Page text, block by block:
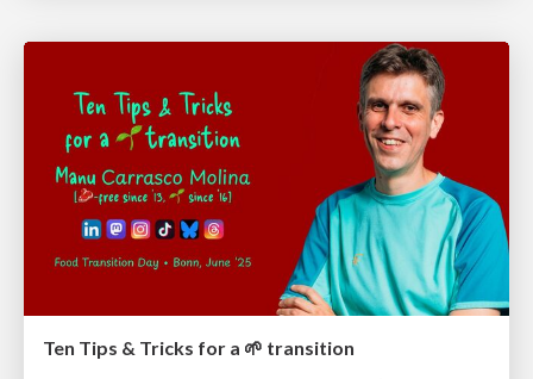
Ten Tips & Tricks for a 🌱 transition